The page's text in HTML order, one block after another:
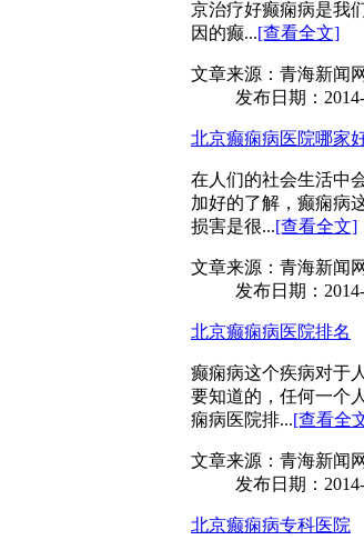
京治疗好癫痫病是我
因的癫...[查看全文]
文章来源：青海新闻
发布日期：
北京癫痫病医院哪家
在人们的社会生活中
加好的了解，癫痫病
损害是很...[查看全文]
文章来源：青海新闻
发布日期：
北京癫痫病医院排名
癫痫病这个疾病对于
要知道的，任何一个
痫病医院排...[查看全
文章来源：青海新闻
发布日期：
北京癫痫病专科医院